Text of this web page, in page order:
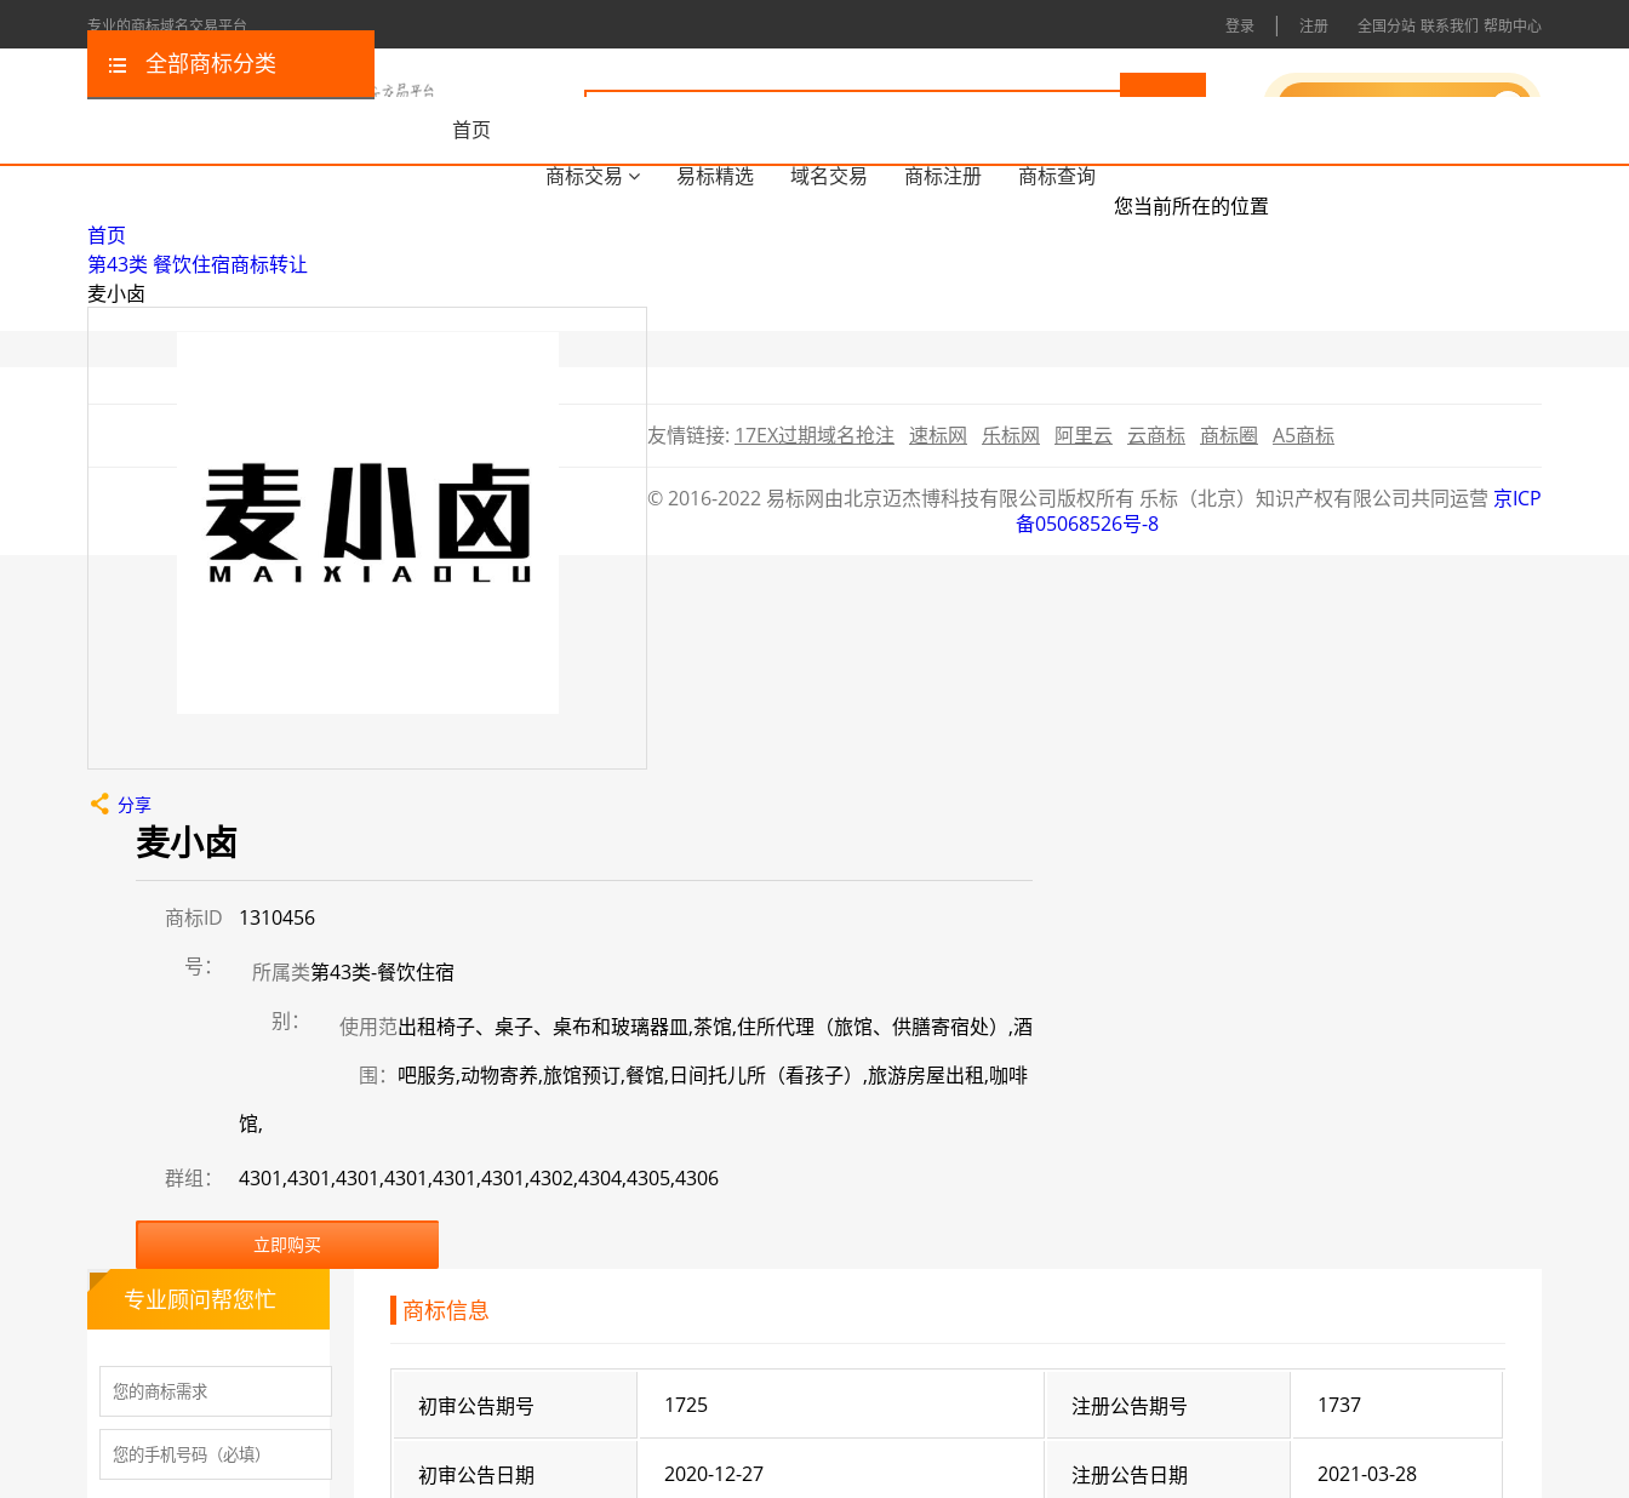
专业的商标域名交易平台 登录 | 注册 全国分站 联系我们 帮助中心
首页
商标交易
易标精选 域名交易 商标注册 商标查询
全部商标分类
您当前所在的位置
首页
第43类 餐饮住宿商标转让
麦小卤
分享
麦小卤
商标ID
号：
1310456
所属类
别：
第43类-餐饮住宿
使用范
围：
出租椅子、桌子、桌布和玻璃器皿,茶馆,住所代理（旅馆、供膳寄宿处）,酒
吧服务,动物寄养,旅馆预订,餐馆,日间托儿所（看孩子）,旅游房屋出租,咖啡
馆,
群组： 4301,4301,4301,4301,4301,4301,4302,4304,4305,4306
立即购买
商标信息
初审公告期号 1725 注册公告期号 1737
初审公告日期 2020-12-27 注册公告日期 2021-03-28
专业顾问帮您忙
友情链接: 17EX过期域名抢注 速标网 乐标网 阿里云 云商标 商标圈 A5商标
© 2016-2022 易标网由北京迈杰博科技有限公司版权所有 乐标（北京）知识产权有限公司共同运营 京ICP
备05068526号-8